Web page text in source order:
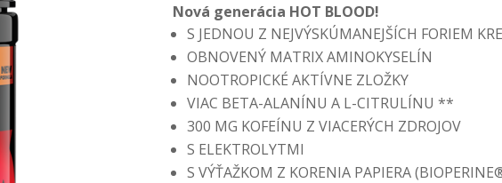
Nová generácia HOT BLOOD!
S JEDNOU Z NEJVÝSKÚMANEJŠÍCH FORIEM
OBNOVENÝ MATRIX AMINOKYSELÍN
NOOTROPICKÉ AKTÍVNE ZLOŽKY
VIAC BETA-ALANÍNU A L-CITRULÍNU **
300 MG KOFEÍNU Z VIACERÝCH ZDROJOV
S ELEKTROLYTMI
S VÝŤAŽKOM Z KORENIA PAPIERA